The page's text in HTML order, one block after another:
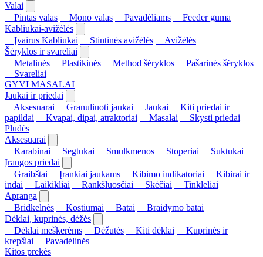
Valai
Pintas valas
Mono valas Pavadėliams
Feeder guma
Kabliukai-avižėlės
Įvairūs Kabliukai
Stintinės avižėlės
Avižėlės
Šėryklos ir svareliai
Metalinės
Plastikinės Method šėryklos
Pašarinės šėryklos
Svareliai
GYVI MASALAI
Jaukai ir priedai
Aksesuarai
Granuliuoti jaukai Jaukai
Kiti priedai ir
papildai
Kvapai, dipai, atraktoriai Masalai
Skysti priedai
Plūdės
Aksesuarai
Karabinai
Segtukai Smulkmenos Stoperiai
Suktukai
Įrangos priedai
Graibštai
Įrankiai jaukams Kibimo indikatoriai
Kibirai ir
indai
Laikikliai Rankšluosčiai Skėčiai
Tinkleliai
Apranga
Bridkelnės
Kostiumai Batai
Braidymo batai
Dėklai, kuprinės, dėžės
Dėklai meškerėms
Dėžutės Kiti dėklai
Kuprinės ir
krepšiai
Pavadėlinės
Kitos prekės